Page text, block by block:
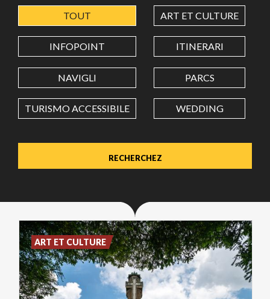
LATITUDE
LONGITUDE
Value in decimal degrees. Use dot (.) as decimal separator.
TOUT ART ET CULTURE
INFOPOINT ITINERARI
NAVIGLI PARCS
TURISMO ACCESSIBILE WEDDING
ART ET CULTURE